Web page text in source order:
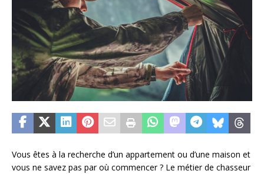
Vous êtes à la recherche d’un appartement ou d’une maison et
vous ne savez pas par où commencer ? Le métier de chasseur